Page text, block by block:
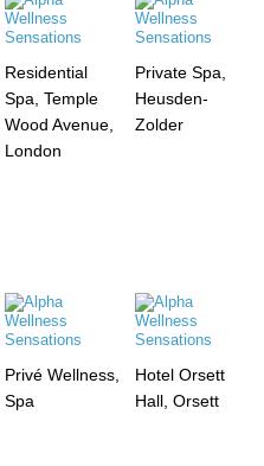
Residential
Spa, Temple
Wood Avenue,
London
Private Spa,
Heusden-
Zolder
Privé Wellness,
Spa
Hotel Orsett
Hall, Orsett